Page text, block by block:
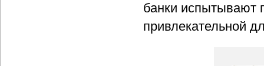
банки испытывают
привлекательной